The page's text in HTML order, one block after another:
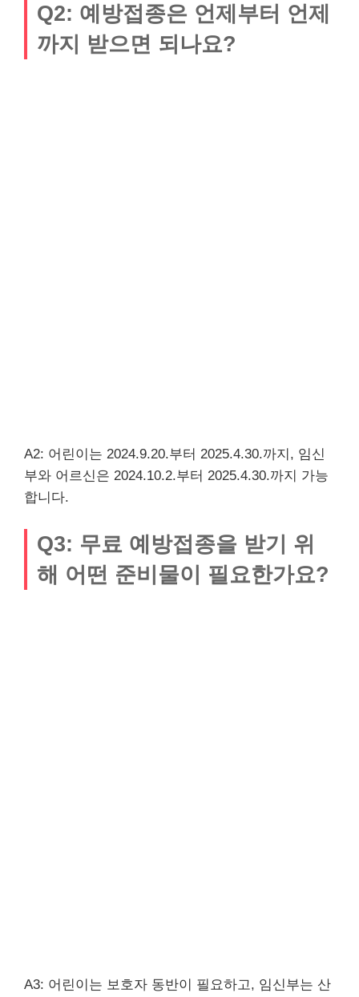
Q2: 예방접종은 언제부터 언제
까지 받으면 되나요?
A2: 어린이는 2024.9.20.부터 2025.4.30.까지, 임신
부와 어르신은 2024.10.2.부터 2025.4.30.까지 가능
합니다.
Q3: 무료 예방접종을 받기 위
해 어떤 준비물이 필요한가요?
A3: 어린이는 보호자 동반이 필요하고, 임신부는 산